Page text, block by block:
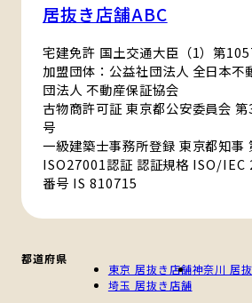
居抜き店舗ABC
宅建免許 国土交通大臣（1）第
加盟団体：公益社団法人 全日本不
団法人 不動産保証協会
古物商許可証 東京都公安委員会
号
一級建築士事務所登録 東京都知事
ISO27001認証 認証規格 ISO/IEC
番号 IS 810715
都道府県
東京 居抜き店舗神奈川 居
埼玉 居抜き店舗